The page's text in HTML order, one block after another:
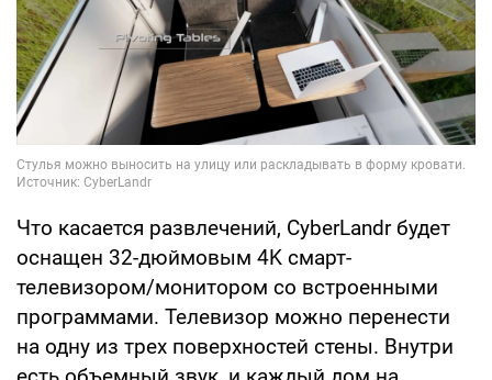
Что касается развлечений, CyberLandr будет
оснащен 32-дюймовым 4K смарт-
телевизором/монитором со встроенными
программами. Телевизор можно перенести
на одну из трех поверхностей стены. Внутри